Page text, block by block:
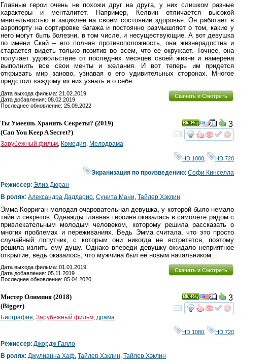
Главные герои очень не похожи друг на друга, у них слишком разные
характеры и менталитет. Например, Келвин отличается высокой
мнительностью и зациклен на своем состоянии здоровья. Он работает в
аэропорту на сортировке багажа и постоянно размышляет о том, какие у
него могут быть болезни, в том числе, и несуществующие. А вот девушка
по имени Скай – его полная противоположность, она жизнерадостна и
старается видеть только позитив во всем, что ее окружает. Точнее, она
получает удовольствие от последних месяцев своей жизни и намерена
выполнить все свои мечты и желания. И вот теперь им придется
открывать мир заново, узнавая о его удивительных сторонах. Многое
предстоит каждому из них узнать и о себе...
Скачать и Смотреть
Дата выхода фильма: 21.02.2019
Дата добавления: 08.02.2019
Последнее обновление: 25.09.2022
смотретьинтересует
Ray
3
Ты Умеешь Хранить Секреты? (2019)
(Can You Keep A Secret?)
Зарубежный фильм Комедия Мелодрама
HD 1080 HD 720
Экранизация по произведению: Софи Кинселла
Режиссер: Элиз Дюран
В ролях: Александра Даддарио Сунита Мани Тайлер Хэклин
Эмма Корриган молодая очаровательная девушка, у которой было немало
тайн и секретов. Однажды главная героиня оказалась в самолёте рядом с
привлекательным молодым человеком, которому решила рассказать о
многих проблемах и переживаниях. Ведь Эмма считала, что это просто
случайный попутчик, с которым они никогда не встретятся, поэтому
решила излить ему душу. Однако впереди девушку ожидало неприятное
открытие, ведь оказалось, что мужчина был её новым начальником...
Скачать и Смотреть
Дата выхода фильма: 01.01.2019
Дата добавления: 05.11.2019
Последнее обновление: 05.04.2020
смотретьинтересует
Ray
3
Мистер Олимпия (2018)
(Bigger)
Биография, Зарубежный фильм, драма
HD 1080 HD 720
Режиссер: Джордж Галло
В ролях: Джулианна Хаф, Тайлер Хэклин, Тайлер Хэклин